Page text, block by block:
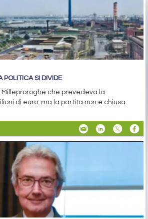
POLITICA SI DIVIDE
Milleproroghe che prevedeva la
di euro: ma la partita non è chiusa